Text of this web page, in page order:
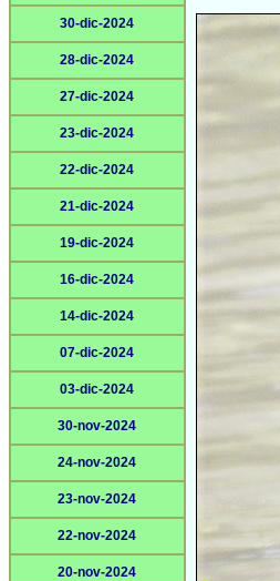
30-dic-2024
28-dic-2024
27-dic-2024
23-dic-2024
22-dic-2024
21-dic-2024
19-dic-2024
16-dic-2024
14-dic-2024
07-dic-2024
03-dic-2024
30-nov-2024
24-nov-2024
23-nov-2024
22-nov-2024
20-nov-2024